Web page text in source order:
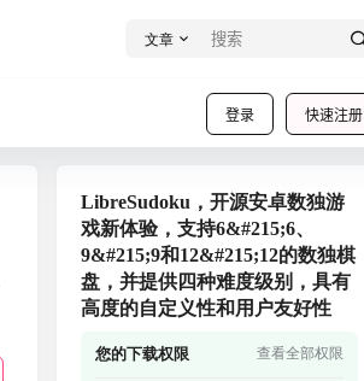
文章
登录 快速注册
LibreSudoku，开源安卓数独游
戏新体验，支持6&#215;6、
9&#215;9和12&#215;12的数独棋
盘，并提供四种难度级别，具有
高度的自定义性和用户友好性
您的下载权限 查看全部权限